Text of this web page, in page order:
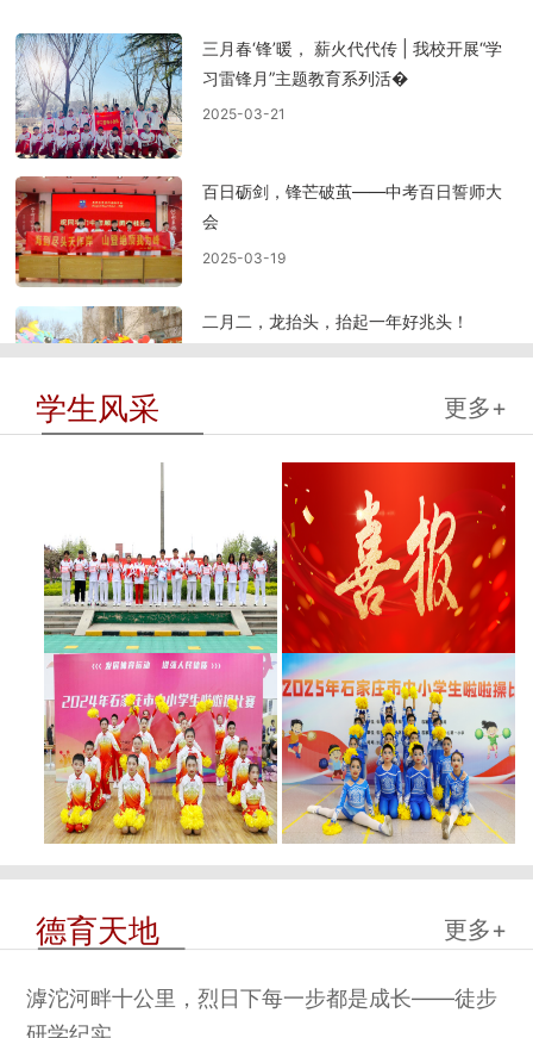
三月春‘锋’暖， 薪火代代传 | 我校开展“学
习雷锋月”主题教育系列活�
2025-03-21
百日砺剑，锋芒破茧——中考百日誓师大
会
2025-03-19
二月二，龙抬头，抬起一年好兆头！
2025-03-03
学生风采 更多+
德育天地 更多+
滹沱河畔十公里，烈日下每一步都是成长——徒步